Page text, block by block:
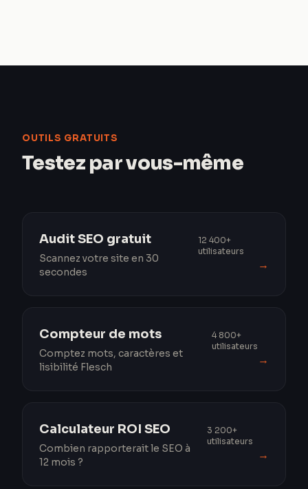
OUTILS GRATUITS
Testez par vous-même
Audit SEO gratuit
Scannez votre site en 30
secondes
12 400+
utilisateurs
→
Compteur de mots
Comptez mots, caractères et
lisibilité Flesch
4 800+
utilisateurs
→
Calculateur ROI SEO
Combien rapporterait le SEO à
12 mois ?
3 200+
utilisateurs
→